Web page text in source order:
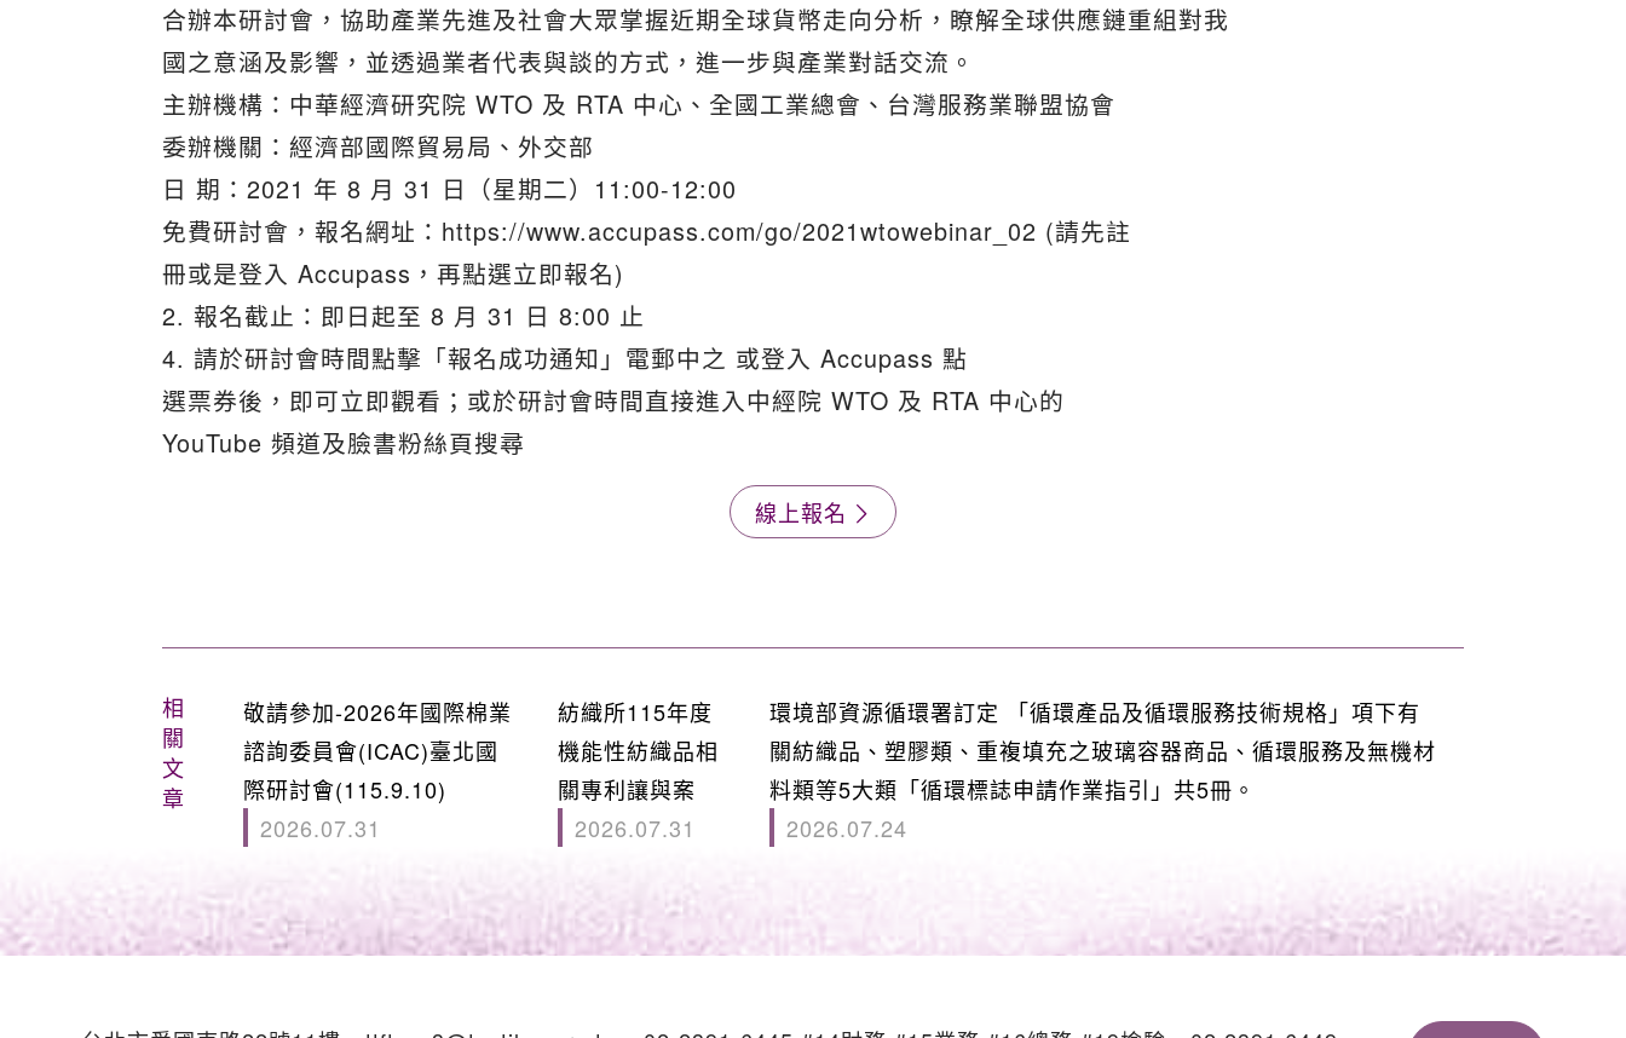
合辦本研討會，協助產業先進及社會大眾掌握近期全球貨幣走向分析，瞭解全球供應鏈重組對我
國之意涵及影響，並透過業者代表與談的⽅式，進⼀步與產業對話交流。
主辦機構：中華經濟研究院 WTO 及 RTA 中心、全國工業總會、台灣服務業聯盟協會
委辦機關：經濟部國際貿易局、外交部
日 期：2021 年 8 月 31 日（星期二）11:00-12:00
免費研討會，報名網址：https://www.accupass.com/go/2021wtowebinar_02 (請先註
冊或是登入 Accupass，再點選立即報名)
2. 報名截止：即日起至 8 月 31 日 8:00 止
4. 請於研討會時間點擊「報名成功通知」電郵中之 或登入 Accupass 點
選票券後，即可立即觀看；或於研討會時間直接進入中經院 WTO 及 RTA 中心的
YouTube 頻道及臉書粉絲頁搜尋
線上報名
相
關
文
章
敬請參加-2026年國際棉業
諮詢委員會(ICAC)臺北國
際研討會(115.9.10)
2026.07.31
紡織所115年度
機能性紡織品相
關專利讓與案
2026.07.31
環境部資源循環署訂定 「循環產品及循環服務技術規格」項下有
關紡織品、塑膠類、重複填充之玻璃容器商品、循環服務及無機材
料類等5大類「循環標誌申請作業指引」共5冊。
2026.07.24